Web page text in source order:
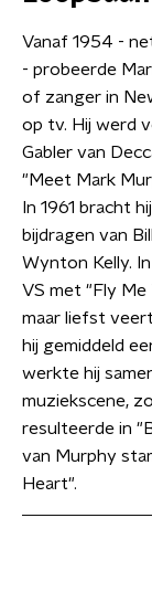
Vanaf 1954 -
- probeerde
of zanger in
op tv. Hij werd
Gabler van
"Meet Mark
In 1961 bracht
bijdragen van
Wynton Kelly.
VS met "Fly Me
maar liefst
hij gemiddeld
werkte hij
muziekscene,
resulteerde in
van Murphy
Heart".